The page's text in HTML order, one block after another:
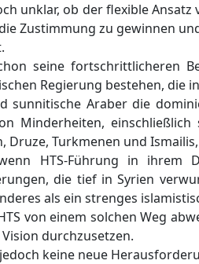
unklar, ob der flexible
Zustimmung zu gewinnen
seine fortschrittlicheren
Regierung bestehen, die
sunnitische Araber die
Minderheiten,
Druze, Turkmenen und
HTS-Führung in ihrem
die tief in Syrien
als ein strenges
von einem solchen Weg
durchzusetzen.
keine neue